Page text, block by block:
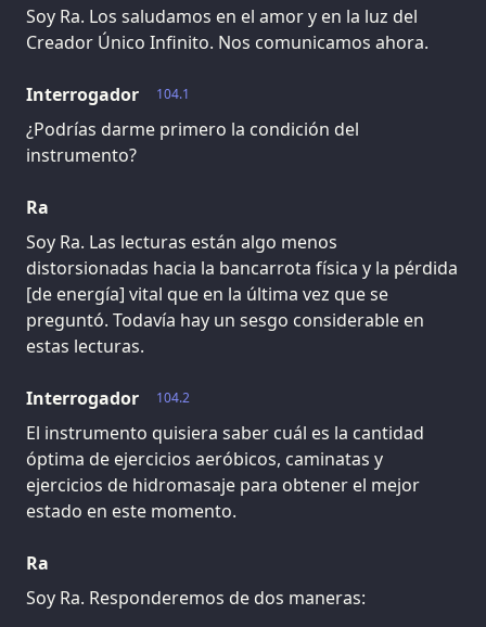
Soy Ra. Los saludamos en el amor y en la luz del
Creador Único Infinito. Nos comunicamos ahora.
104.1
Interrogador
¿Podrías darme primero la condición del
instrumento?
Ra
Soy Ra. Las lecturas están algo menos
distorsionadas hacia la bancarrota física y la pérdida
[de energía] vital que en la última vez que se
preguntó. Todavía hay un sesgo considerable en
estas lecturas.
104.2
Interrogador
El instrumento quisiera saber cuál es la cantidad
óptima de ejercicios aeróbicos, caminatas y
ejercicios de hidromasaje para obtener el mejor
estado en este momento.
Ra
Soy Ra. Responderemos de dos maneras: